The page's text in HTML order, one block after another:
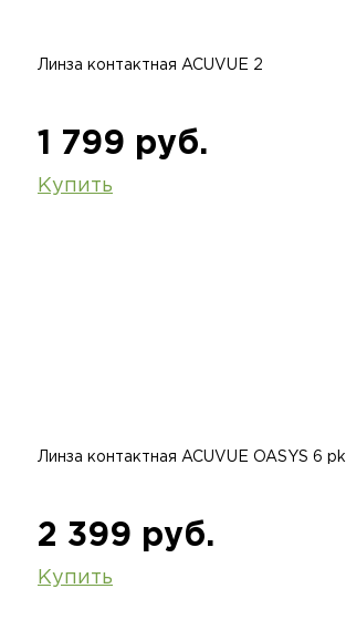
Линза контактная ACUVUE 2
1 799 руб.
Купить
Линза контактная ACUVUE OASYS 6 pk
2 399 руб.
Купить